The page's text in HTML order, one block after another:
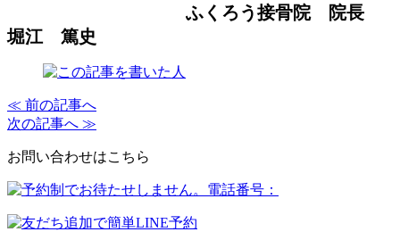
ふくろう接骨院 院長
堀江 篤史
≪ 前の記事へ
次の記事へ ≫
お問い合わせはこちら